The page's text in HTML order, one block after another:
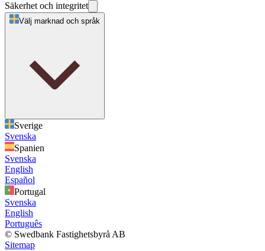
Säkerhet och integritet
Välj marknad och språk
Sverige
Svenska
Spanien
Svenska
English
Español
Portugal
Svenska
English
Português
© Swedbank Fastighetsbyrå AB
Sitemap